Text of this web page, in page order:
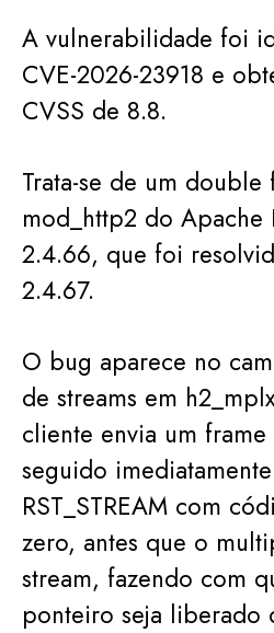
A vulnerabilidade foi
CVE-2026-23918 e
CVSS de 8.8.
Trata-se de um double
mod_http2 do Apache
2.4.66, que foi
2.4.67.
O bug aparece no
de streams em
cliente envia um frame
seguido
RST_STREAM com
zero, antes que o
stream, fazendo com
ponteiro seja liberado